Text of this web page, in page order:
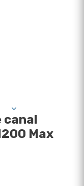
Max